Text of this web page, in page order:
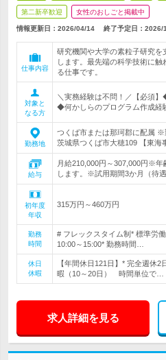
第二新卒歓迎 女性のおしごと掲載中
情報更新日：2026/04/14 終了予定日： 2026/
仕事内容
研究機関や大学の素粒子研究
します。最先端の科学技術に
る仕事です。
対象と
なる方
＼実務経験は不問！／【必須
◆何かしらのプログラム作成経
勤務地
つくば市または那珂郡に配属 ※
茨城県つくば市大穂109 【東海
給与
月給210,000円～307,000円※年
します。※試用期間3か月（待遇
初年度
年収
315万円～460万円
勤務
時間
# フレックスタイム制* 標準労
10:00～15:00* 勤務時間…
休日
休暇
【年間休日121日】* 完全週休
暇（10～20日） 時間単位で…
求人詳細を見る